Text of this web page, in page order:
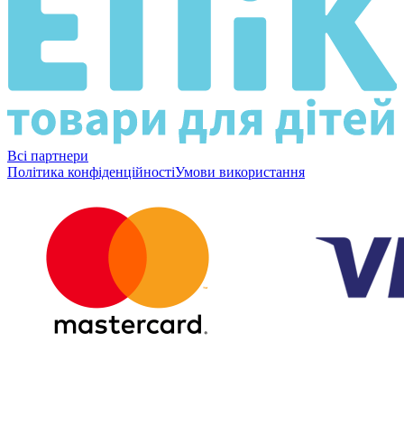
Всі партнери
Політика конфіденційностіУмови використання